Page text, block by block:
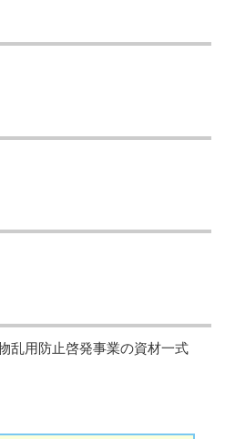
用防止啓発事業の資材一式